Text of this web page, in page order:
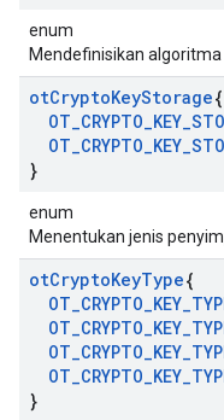
enum
Mendefinisikan algoritma
otCryptoKeyStorage{
OT_CRYPTO_KEY_
OT_CRYPTO_KEY_
}
enum
Menentukan jenis
otCryptoKeyType{
OT_CRYPTO_KEY_
OT_CRYPTO_KEY_
OT_CRYPTO_KEY_
OT_CRYPTO_KEY_
}